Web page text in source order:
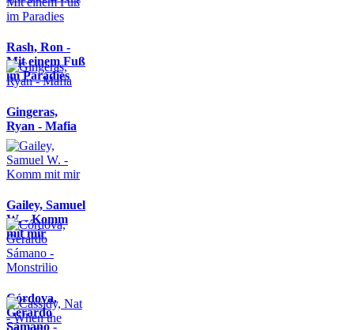
Rash, Ron -
Mit einem Fuß
im Paradies
Gingeras,
Ryan - Mafia
Gailey, Samuel
W. - Komm
mit mir
Córdova,
Gerardo
Sámano -